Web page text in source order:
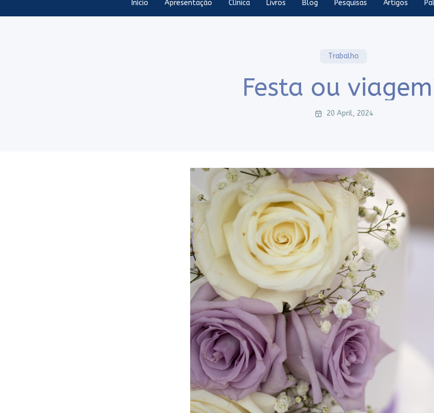
Início Apresentação Clínica Livros Blog Pesquisas Artigos
Trabalho
Festa ou
20 April, 2024